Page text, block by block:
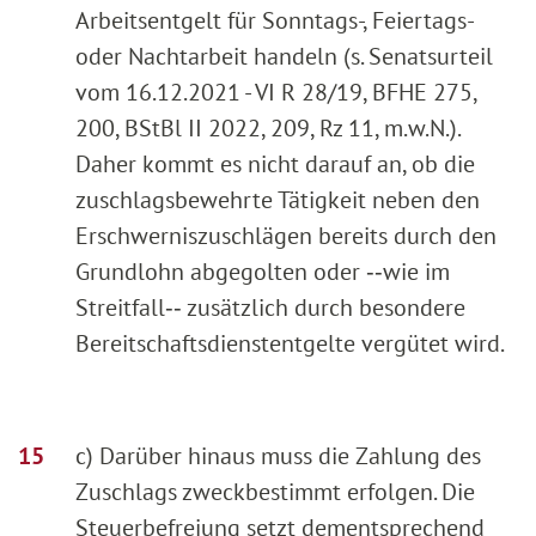
Arbeitsentgelt für Sonntags-, Feiertags-
oder Nachtarbeit handeln (s. Senatsurteil
vom 16.12.2021 - VI R 28/19, BFHE 275,
200, BStBl II 2022, 209, Rz 11, m.w.N.).
Daher kommt es nicht darauf an, ob die
zuschlagsbewehrte Tätigkeit neben den
Erschwerniszuschlägen bereits durch den
Grundlohn abgegolten oder ‑‑wie im
Streitfall‑‑ zusätzlich durch besondere
Bereitschaftsdienstentgelte vergütet wird.
c) Darüber hinaus muss die Zahlung des
Zuschlags zweckbestimmt erfolgen. Die
Steuerbefreiung setzt dementsprechend